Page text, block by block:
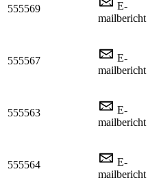
555569
E-
mailbericht
555567
E-
mailbericht
555563
E-
mailbericht
555564
E-
mailbericht